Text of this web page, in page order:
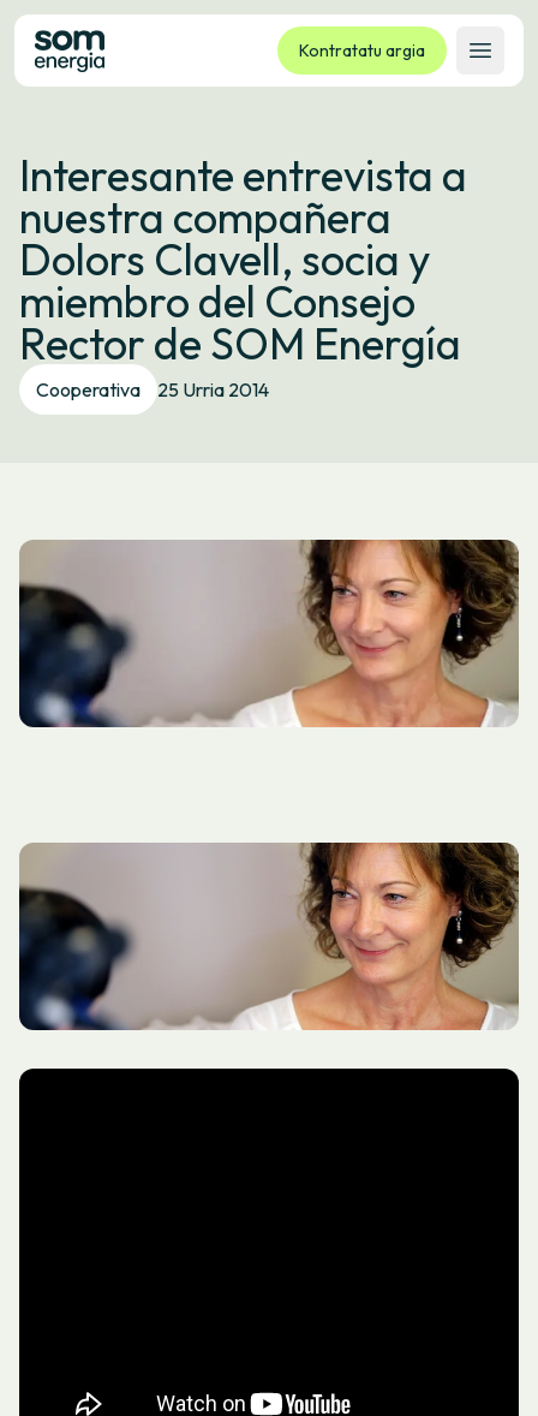
Kontratatu argia
Ireki
Tarifak
Zerbitzuak
Enpresak
Kooperatiba
Kontaktua
Izapideak
Bulego Birtuala
Interesante entrevista a
nuestra compañera
Dolors Clavell, socia y
miembro del Consejo
Rector de SOM Energía
Cooperativa 25 Urria 2014